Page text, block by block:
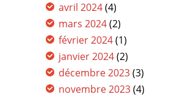
avril 2024(4)
mars 2024(2)
février 2024(1)
janvier 2024(2)
décembre 2023(3)
novembre 2023(4)